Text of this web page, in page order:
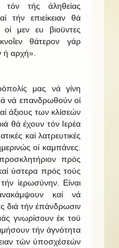
τόν τής άληθείας
τήν επιείκειαν θά
μεν ευ βιοϋντες
θάτερον γάρ
ή αρχή».
μας νά γίνη
νά επανδρωθούν οί
άξιους των κλίσεών
θά έχουν τόν Ιερέα
καί λατρευτικές
οί καμπάνες.
πρός
ύστερα πρός τούς
ίερωσύνην. Είναι
καί νά
διά τήν έπάνδρωσιν
γνωρίσουν έκ τοϋ
τήν άγνότητα
τών ύποσχέσεών